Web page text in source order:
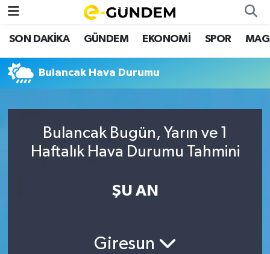
SON DAKİKA GÜNDEM EKONOMİ SPOR
Bulancak Hava Durumu
Bulancak Bugün, Yarın ve 1
Haftalık Hava Durumu Tahmini
ŞU AN
Giresun
SON DAKİKA
GÜNDEM
EKONOMİ
SPOR
Nöbetçi Eczaneler
Hava Durumu
Namaz Vakitleri
Trafik Durumu